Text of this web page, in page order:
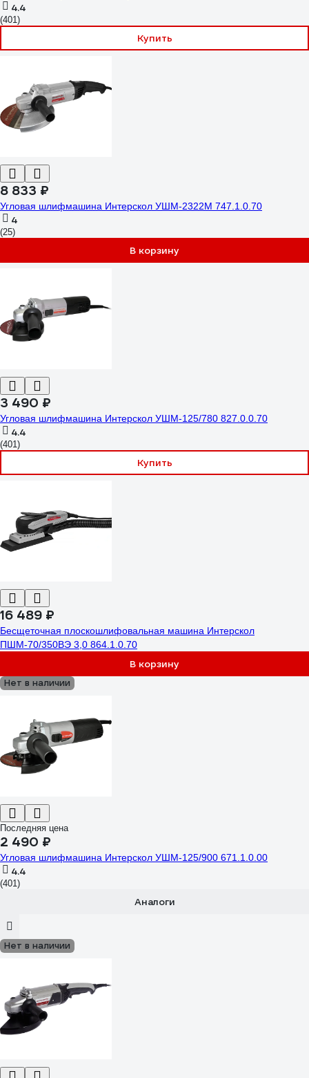
4.4
(401)
Купить
8 833 ₽
Угловая шлифмашина Интерскол УШМ-2322М 747.1.0.70
4
(25)
В корзину
3 490 ₽
Угловая шлифмашина Интерскол УШМ-125/780 827.0.0.70
4.4
(401)
Купить
16 489 ₽
Бесщеточная плоскошлифовальная машина Интерскол
ПШМ-70/350ВЭ 3,0 864.1.0.70
В корзину
Нет в наличии
Последняя цена
2 490 ₽
Угловая шлифмашина Интерскол УШМ-125/900 671.1.0.00
4.4
(401)
Аналоги
Нет в наличии